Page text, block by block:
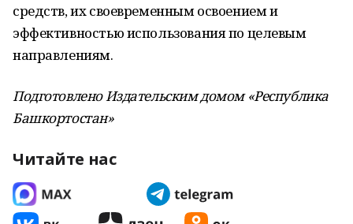
средств, их своевременным освоением и
эффективностью использования по целевым
направлениям.
Подготовлено Издательским домом «Республика
Башкортостан»
Читайте нас